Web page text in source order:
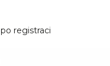
registraci